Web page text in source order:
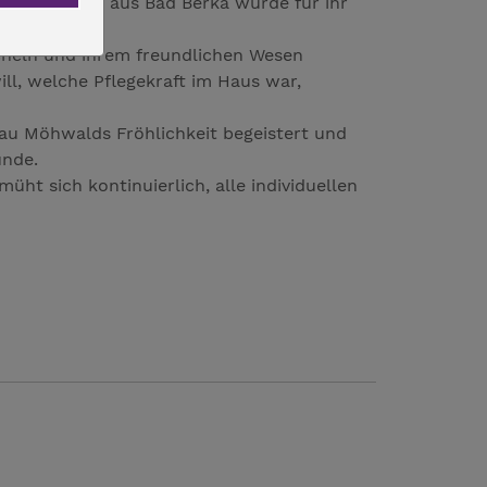
und ihrem freundlichen Wesen
welche Pflegekraft im Haus war,
Möhwalds Fröhlichkeit begeistert und
sich kontinuierlich, alle individuellen